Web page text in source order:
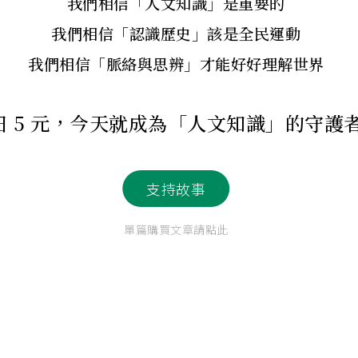
我們相信「認識歷史」該是全民運動
我們相信「脈絡與思辨」才能好好理解世界
元，今天就成為「人文知識」的守
支持故事
單篇購買文章請點此